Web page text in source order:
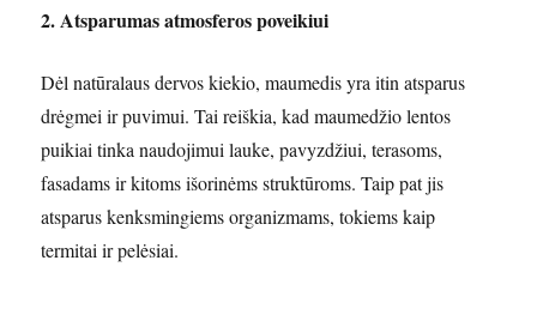
2. Atsparumas atmosferos poveikiui
Dėl natūralaus dervos kiekio, maumedis yra itin atsparus
drėgmei ir puvimui. Tai reiškia, kad maumedžio lentos
puikiai tinka naudojimui lauke, pavyzdžiui, terasoms,
fasadams ir kitoms išorinėms struktūroms. Taip pat jis
atsparus kenksmingiems organizmams, tokiems kaip
termitai ir pelėsiai.